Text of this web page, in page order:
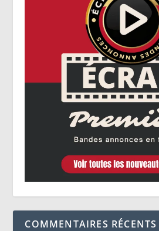
COMMENTAIRES RÉCENTS